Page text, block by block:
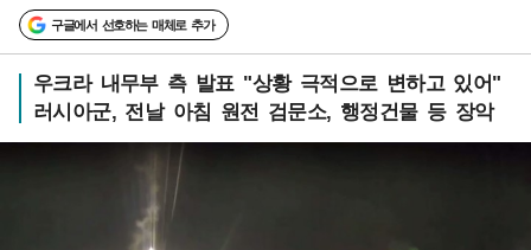
구글에서 선호하는 매체로 추가
우크라 내무부 측 발표 "상황 극적으로 변하고 있어"
러시아군, 전날 아침 원전 검문소, 행정건물 등 장악